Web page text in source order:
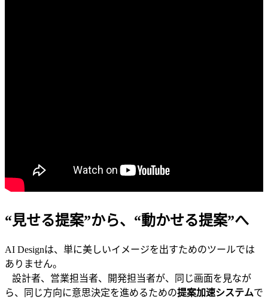
“見せる提案”から、“動かせる提案”へ
AI Designは、単に美しいイメージを出すためのツールでは
ありません。
設計者、営業担当者、開発担当者が、同じ画面を見なが
ら、同じ方向に意思決定を進めるための提案加速システムで